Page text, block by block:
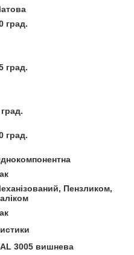
град.
град.
град.
Пензликом,
3005 вишнева